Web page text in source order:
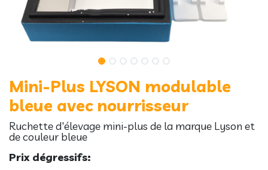
Mini-Plus LYSON modulable
bleue avec nourrisseur
Ruchette d'élevage mini-plus de la marque Lyson et
de couleur bleue
Prix dégressifs: